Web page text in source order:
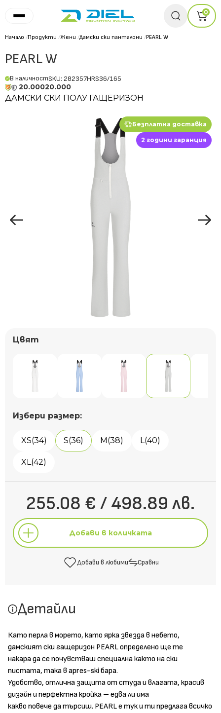
0
Начало /Продукти /Жени /Дамски ски панталони /PEARL W
PEARL W
В наличностSKU: 282357HRS36/165
20.00020.000
ДАМСКИ СКИ ПОЛУ ГАЩЕРИЗОН
Безплатна доставка
2 години гаранция
Цвят
Избери размер:
XS(34) S(36) M(38) L(40)
XL(42)
255.08 € / 498.89 лв.
Добави в количката
Добави в любими Сравни
Детайли
Като перла в морето, като ярка звезда в небето,
дамският ски гащеризон PEARL определено ще те
накара да се почувстваш специална както на ски
пистата, така в apres-ski бара.
Удобство, отлична защита от студа и влагата, красив
дизайн и перфектна кройка – едва ли има
какво повече да търсиш. PEARL е тук и ти предлага всичко